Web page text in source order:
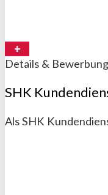
Details & Bewerbung
SHK
Als SHK